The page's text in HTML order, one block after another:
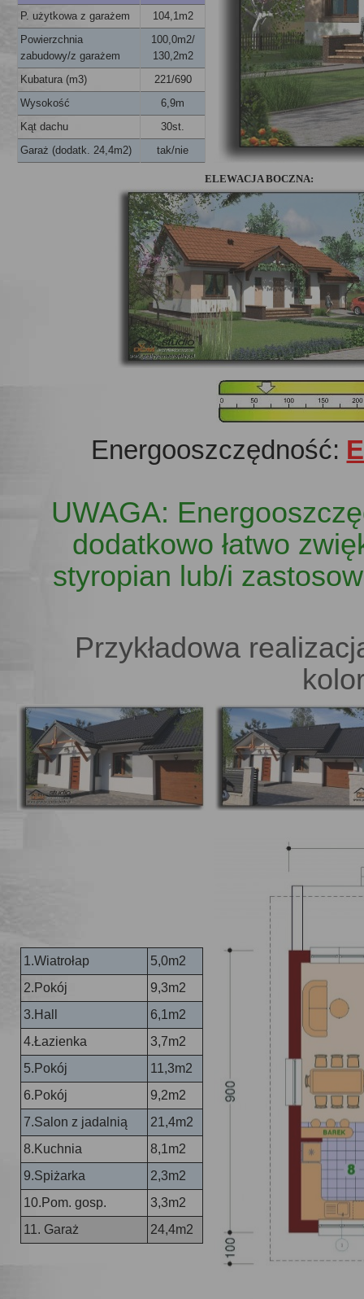
P. użytkowa z garażem
104,1m2
Powierzchnia
zabudowy/z garażem
100,0m2/
130,2m2
Kubatura (m3)
221/690
Wysokość
6,9m
Kąt dachu
30st.
Garaż (dodatk. 24,4m2)
tak/nie
ELEWACJA BOCZNA:
Energooszczędność:
UWAGA:
dodatkowo łatwo
styropian lub/i
Przykładowa
1.Wiatrołap
5,0m2
2.Pokój
9,3m2
3.Hall
6,1m2
4.Łazienka
3,7m2
5.Pokój
11,3m2
6.Pokój
9,2m2
7.Salon z jadalnią
21,4m2
8.Kuchnia
8,1m2
9.Spiżarka
2,3m2
10.Pom. gosp.
3,3m2
11. Garaż
24,4m2